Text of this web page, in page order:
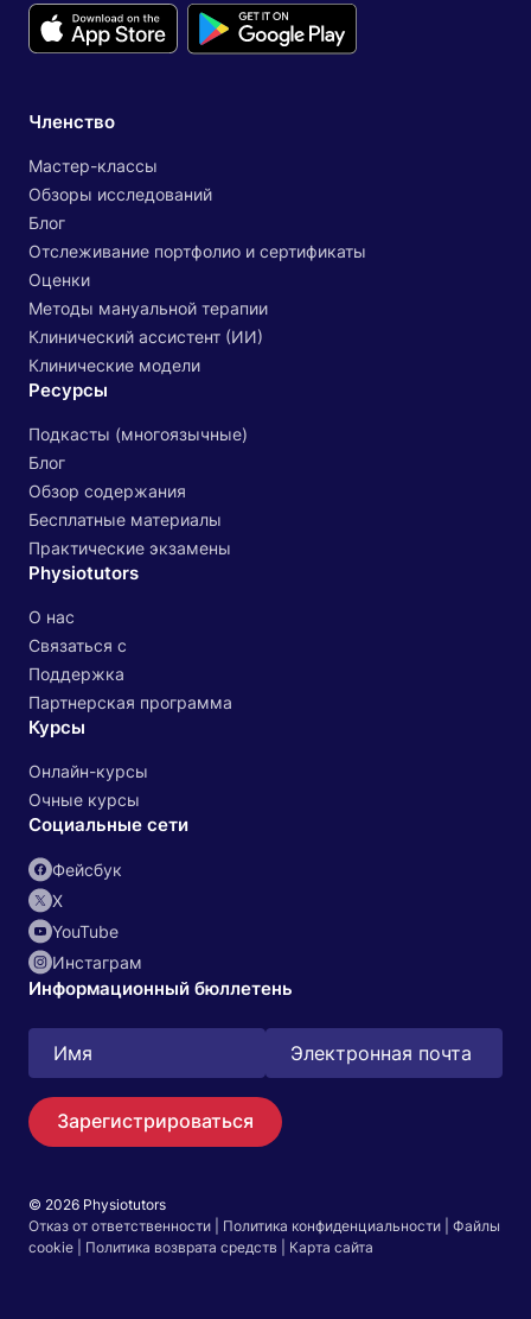
Поиск
EN
Членство
Мастер-классы
Обзоры исследований
Блог
Отслеживание портфолио и сертификаты
Оценки
Методы мануальной терапии
Клинический ассистент (ИИ)
Клинические модели
Ресурсы
Подкасты (многоязычные)
Блог
Обзор содержания
Бесплатные материалы
Практические экзамены
Physiotutors
О нас
Связаться с
Поддержка
Партнерская программа
Курсы
Онлайн-курсы
Очные курсы
Социальные сети
Фейсбук
X
YouTube
Инстаграм
Информационный бюллетень
Зарегистрироваться
© 2026 Physiotutors
Отказ от ответственности
Политика конфиденциальности
Файлы
cookie
Политика возврата средств Карта сайта